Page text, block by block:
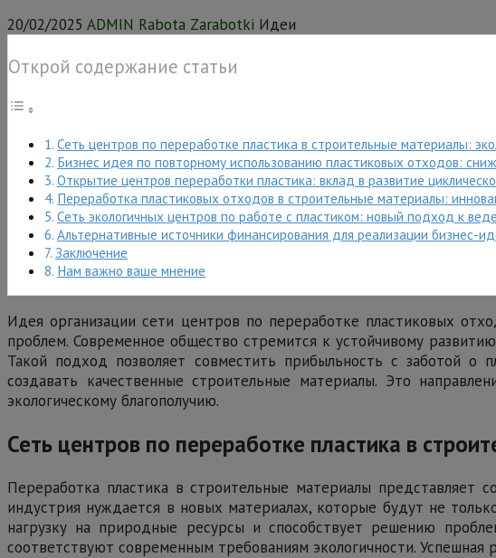
20/02/2025 ADMIN Rabota Zarabotki Идеи
Открой содержание статьи
Сеть центров по переработке пластика в строительные материалы:
Бизнес идея по повторному использованию пластиковых отходов:
Открытие центров переработки пластика: вклад в развитие
Переработка пластиковых отходов в строительные материалы:
Сеть экологичных центров по работе с пластиком: новый подход к
Альтернативные источники финансирования для реализации бизнес-
Заключение
Нам важно ваше мнение
Идея организации сети центров по переработке пластиковых
проблем. Современное общество стремится к устойчивому
Такой подход позволяет совместить прибыльность с заботой о
создавать качественные строительные материалы. Это
экологическому благополучию.
Сеть центров по переработке пластика в
Переработка пластика в строительные материалы представляет
индустрия нуждается в новых материалах, которые будут не
нагрузку на природные ресурсы и способствует решению
соответствуют современным требованиям экологичности.